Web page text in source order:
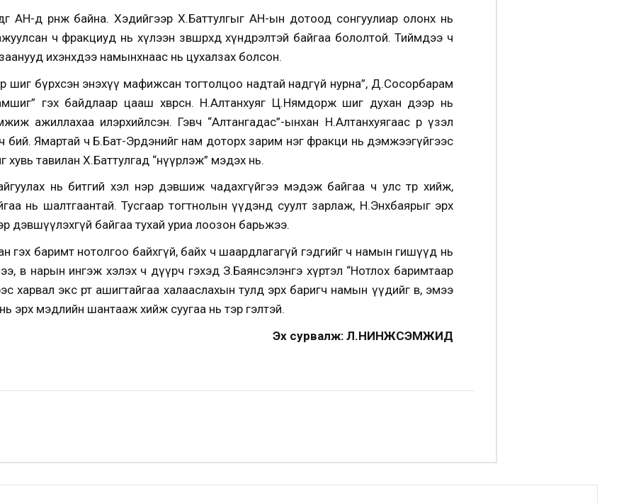
АН-д өрнөж байна. Хэдийгээр Х.Баттулгыг АН-ын дотоод сонгуулиар олонх нь
ч фракциуд нь хүлээн зөвшөөрөхөд хүндрэлтэй байгаа бололтой. Тиймдээ ч
ихэнхдээ намынхнаас нь цухалзах болсон.
бүрхсэн энэхүү мафижсан тогтолцоо надтай надгүй нурна”, Д.Сосорбарам
гэх байдлаар цааш хөвөрсөн. Н.Алтанхуяг Ц.Нямдорж шиг духан дээр нь
ажиллахаа илэрхийлсэн. Гэвч “Алтангадас”-ынхан Н.Алтанхуягаас өөр үзэл
бий. Ямартай ч Б.Бат-Эрдэнийг нам доторх зарим нэг фракци нь дэмжээгүйгээс
хувь тавилан Х.Баттулгад “нүүрлэж” мэдэх нь.
нь битгий хэл нэр дэвшиж чадахгүйгээ мэдэж байгаа ч улс төр хийж,
нь шалтгаантай. Тусгаар тогтнолын үүдэнд суулт зарлаж, Н.Энхбаярыг эрх
дэвшүүлэхгүй байгаа тухай уриа лоозон барьжээ.
гэх баримт нотолгоо байхгүй, байх ч шаардлагагүй гэдгийг ч намын гишүүд нь
өвөө нарын ингэж хэлэх ч дүүрч гэхэд З.Баянсэлэнгэ хүртэл “Нотлох баримтаар
харвал экс өөрт ашигтайгаа халааслахын тулд эрх баригч намын үүдийг өвөө, эмээ
эрх мэдлийн шантааж хийж суугаа нь тэр гэлтэй.
Эх сурвалж: Л.НИНЖСЭМЖИД